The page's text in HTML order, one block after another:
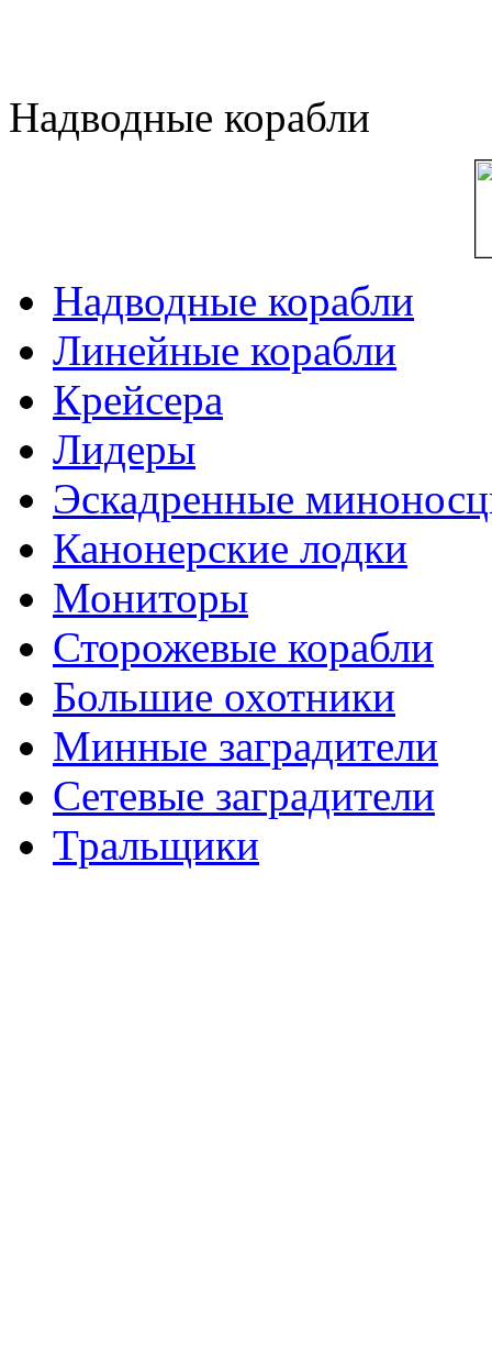
Надводные корабли
Надводные корабли
Линейные корабли
Крейсера
Лидеры
Эскадренные
Канонерские лодки
Мониторы
Сторожевые корабли
Большие охотники
Минные заградители
Сетевые заградители
Тральщики